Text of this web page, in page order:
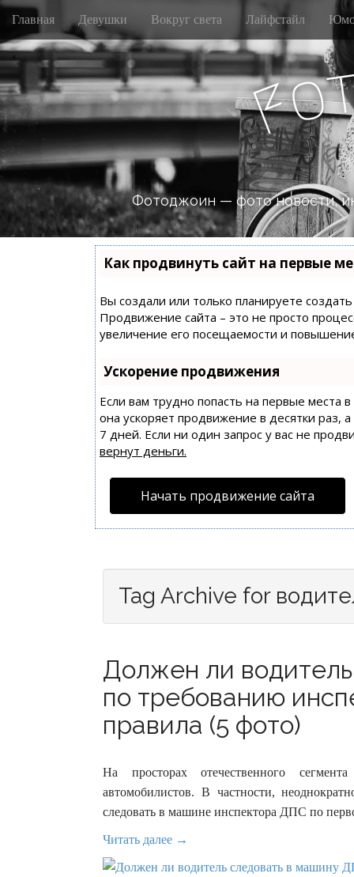
M
i
n
m
e
n
u
S
i
p
t
o
c
o
n
t
e
Главная Девушки Вокруг света Лайфстайл
Fo
Фотоджоин — фото новости,
Как продвинуть сайт на первые
Вы создали или только планируете
Продвижение сайта – это не просто
увеличение его посещаемости и
Ускорение продвижения
Если вам трудно попасть на первые места
она ускоряет продвижение в десятки раз,
7 дней. Если ни один запрос у вас не
вернут деньги.
Начать продвижение сайта
Tag Archive for
Должен ли
по требованию
правила (5 фото)
На просторах отечественного
автомобилистов. В частности,
следовать в машине инспектора ДПС по
Читать далее →